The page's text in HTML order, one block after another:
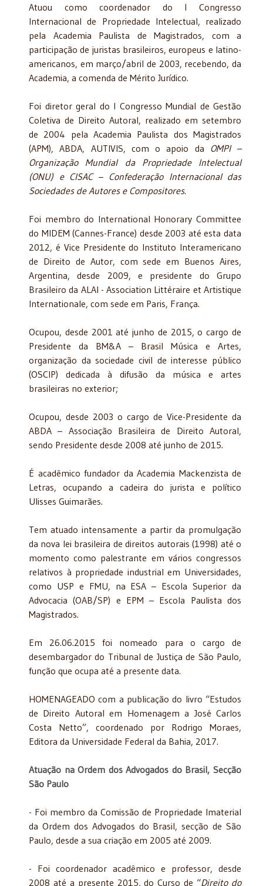
Atuou como coordenador do I Congresso
Internacional de Propriedade Intelectual, realizado
pela Academia Paulista de Magistrados, com a
participação de juristas brasileiros, europeus e latino-
americanos, em março/abril de 2003, recebendo, da
Academia, a comenda de Mérito Jurídico.
Foi diretor geral do I Congresso Mundial de Gestão
Coletiva de Direito Autoral, realizado em setembro
de 2004 pela Academia Paulista dos Magistrados
(APM), ABDA, AUTIVIS, com o apoio da OMPI –
Organização Mundial da Propriedade Intelectual
(ONU) e CISAC– Confederação Internacional das
Sociedades de Autores e Compositores.
Foi membro do International Honorary Committee
do MIDEM (Cannes-France) desde 2003 até esta data
2012, é Vice Presidente do Instituto Interamericano
de Direito de Autor, com sede em Buenos Aires,
Argentina, desde 2009, e presidente do Grupo
Brasileiro da ALAI - Association Littéraire et Artistique
Internationale, com sede em Paris, França.
Ocupou, desde 2001 até junho de 2015, o cargo de
Presidente da BM&A – Brasil Música e Artes,
organização da sociedade civil de interesse público
(OSCIP) dedicada à difusão da música e artes
brasileiras no exterior;
Ocupou, desde 2003 o cargo de Vice-Presidente da
ABDA – Associação Brasileira de Direito Autoral,
sendo Presidente desde 2008 até junho de 2015.
É acadêmico fundador da Academia Mackenzista de
Letras, ocupando a cadeira do jurista e político
Ulisses Guimarães.
Tem atuado intensamente a partir da promulgação
da nova lei brasileira de direitos autorais (1998) até o
momento como palestrante em vários congressos
relativos à propriedade industrial em Universidades,
como USP e FMU, na ESA – Escola Superior da
Advocacia (OAB/SP) e EPM – Escola Paulista dos
Magistrados.
Em 26.06.2015 foi nomeado para o cargo de
desembargador do Tribunal de Justiça de São Paulo,
função que ocupa até a presente data.
HOMENAGEADO com a publicação do livro “Estudos
de Direito Autoral em Homenagem a José Carlos
Costa Netto”, coordenado por Rodrigo Moraes,
Editora da Universidade Federal da Bahia, 2017.
Atuação na Ordem dos Advogados do Brasil, Secção
São Paulo
- Foi membro da Comissão de Propriedade Imaterial
da Ordem dos Advogados do Brasil, secção de São
Paulo, desde a sua criação em 2005 até 2009.
- Foi coordenador acadêmico e professor, desde
2008 até a presente 2015, do Curso de “Direito do